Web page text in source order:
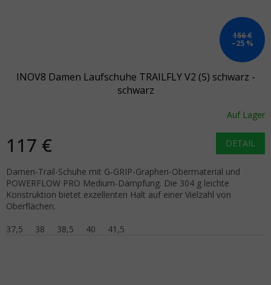
156 €
–25 %
INOV8 Damen Laufschuhe TRAILFLY V2 (S) schwarz -
schwarz
Auf Lager
117 € DETAIL
Damen-Trail-Schuhe mit G-GRIP-Graphen-Obermaterial und
POWERFLOW PRO Medium-Dämpfung. Die 304 g leichte
Konstruktion bietet exzellenten Halt auf einer Vielzahl von
Oberflächen.
37,5
38 38,5 40 41,5